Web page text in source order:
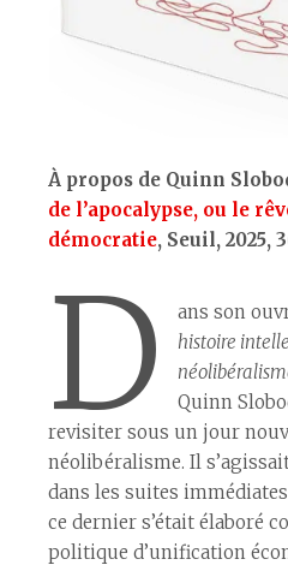
À propos de Quinn
de l’apocalypse, ou le
démocratie, Seuil, 2025,
D ans son
histoire
Quinn
revisiter sous un jour
néolibéralisme. Il
dans les suites
ce dernier s’était élaboré
politique d’unification